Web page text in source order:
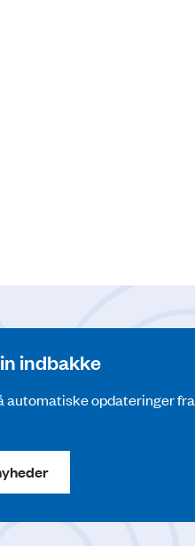
indbakke
automatiske opdateringer fra